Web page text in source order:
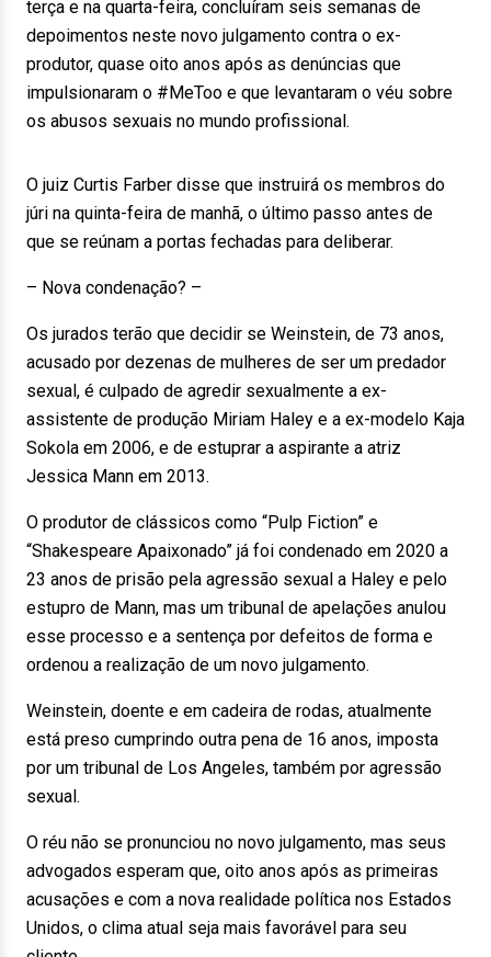
terça e na quarta-feira, concluíram seis semanas de
depoimentos neste novo julgamento contra o ex-
produtor, quase oito anos após as denúncias que
impulsionaram o #MeToo e que levantaram o véu sobre
os abusos sexuais no mundo profissional.
O juiz Curtis Farber disse que instruirá os membros do
júri na quinta-feira de manhã, o último passo antes de
que se reúnam a portas fechadas para deliberar.
– Nova condenação? –
Os jurados terão que decidir se Weinstein, de 73 anos,
acusado por dezenas de mulheres de ser um predador
sexual, é culpado de agredir sexualmente a ex-
assistente de produção Miriam Haley e a ex-modelo Kaja
Sokola em 2006, e de estuprar a aspirante a atriz
Jessica Mann em 2013.
O produtor de clássicos como “Pulp Fiction” e
“Shakespeare Apaixonado” já foi condenado em 2020 a
23 anos de prisão pela agressão sexual a Haley e pelo
estupro de Mann, mas um tribunal de apelações anulou
esse processo e a sentença por defeitos de forma e
ordenou a realização de um novo julgamento.
Weinstein, doente e em cadeira de rodas, atualmente
está preso cumprindo outra pena de 16 anos, imposta
por um tribunal de Los Angeles, também por agressão
sexual.
O réu não se pronunciou no novo julgamento, mas seus
advogados esperam que, oito anos após as primeiras
acusações e com a nova realidade política nos Estados
Unidos, o clima atual seja mais favorável para seu